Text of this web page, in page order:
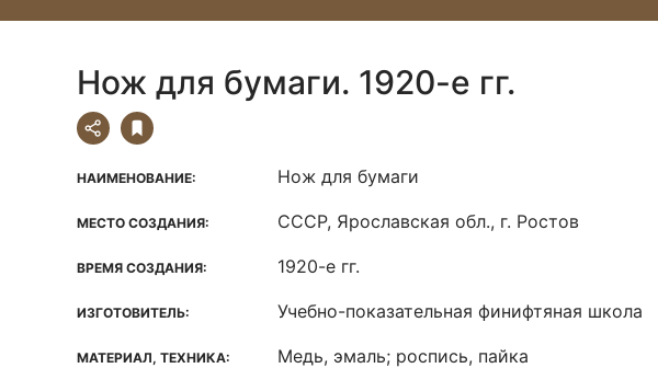
Нож для бумаги. 1920-е гг.
НАИМЕНОВАНИЕ: Нож для бумаги
МЕСТО СОЗДАНИЯ: СССР, Ярославская обл., г. Ростов
ВРЕМЯ СОЗДАНИЯ: 1920-е гг.
ИЗГОТОВИТЕЛЬ: Учебно-показательная финифтяная школа
МАТЕРИАЛ, ТЕХНИКА: Медь, эмаль; роспись, пайка